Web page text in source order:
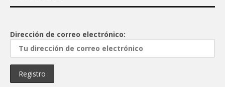
Dirección de correo electrónico: